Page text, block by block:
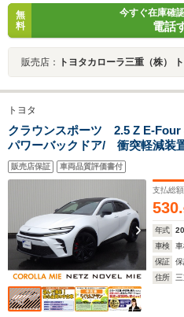
無
料
今すぐ在庫確
電話
販売店： トヨタカローラ三重（株） ト
トヨタ
クラウンスポーツ 2.5 Z E-
パワーバックドア/ 衝突軽減装
販売店保証 車両品質評価書付
支払総額
530.
年式
車検
保証
住所